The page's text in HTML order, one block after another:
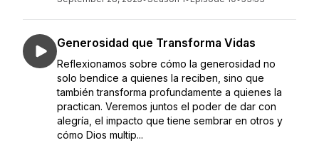
Generosidad que Transforma Vidas
Reflexionamos sobre cómo la generosidad no
solo bendice a quienes la reciben, sino que
también transforma profundamente a quienes la
practican. Veremos juntos el poder de dar con
alegría, el impacto que tiene sembrar en otros y
cómo Dios multip...